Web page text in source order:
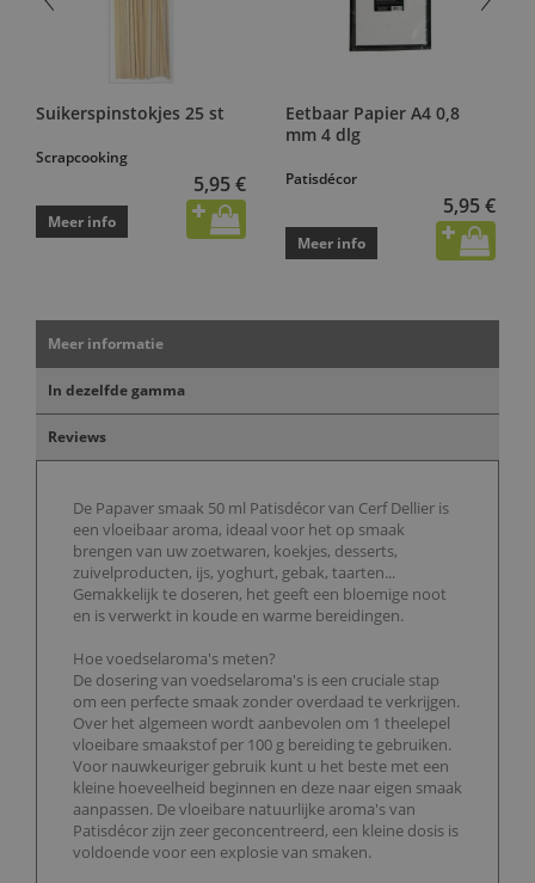
Suikerspinstokjes 25 st
Scrapcooking
5,95 €
Meer info
Eetbaar Papier A4 0,8
mm 4 dlg
Patisdécor
5,95 €
Meer info
Meer informatie
In dezelfde gamma
Reviews
De Papaver smaak 50 ml Patisdécor van Cerf Dellier is
een vloeibaar aroma, ideaal voor het op smaak
brengen van uw zoetwaren, koekjes, desserts,
zuivelproducten, ijs, yoghurt, gebak, taarten...
Gemakkelijk te doseren, het geeft een bloemige noot
en is verwerkt in koude en warme bereidingen.
Hoe voedselaroma's meten?
De dosering van voedselaroma's is een cruciale stap
om een perfecte smaak zonder overdaad te verkrijgen.
Over het algemeen wordt aanbevolen om 1 theelepel
vloeibare smaakstof per 100 g bereiding te gebruiken.
Voor nauwkeuriger gebruik kunt u het beste met een
kleine hoeveelheid beginnen en deze naar eigen smaak
aanpassen. De vloeibare natuurlijke aroma's van
Patisdécor zijn zeer geconcentreerd, een kleine dosis is
voldoende voor een explosie van smaken.